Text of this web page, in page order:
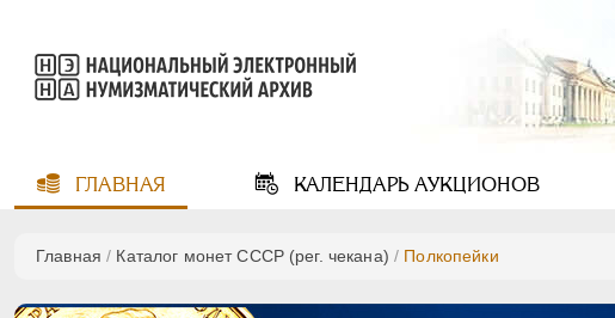
ГЛАВНАЯ КАЛЕНДАРЬАУКЦИОНОВ
Главная / Каталог монет СССР (рег. чекана) / Полкопейки